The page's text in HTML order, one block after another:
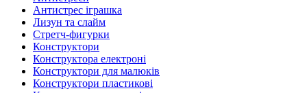
Антистрес іграшка
Лизун та слайм
Стретч-фигурки
Конструктори
Конструктора електроні
Конструктори для малюків
Конструктори пластикові